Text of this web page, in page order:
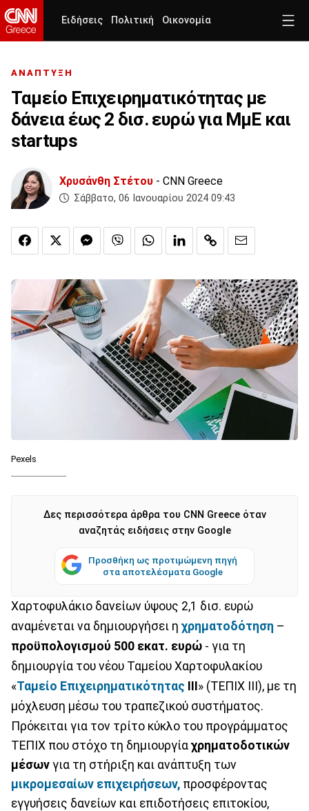
Ειδήσεις Πολιτική Οικονομία
ΑΝΑΠΤΥΞΗ
Ταμείο Επιχειρηματικότητας με
δάνεια έως 2 δισ. ευρώ για ΜμΕ και
startups
Χρυσάνθη Στέτου - CNN Greece
Σάββατο, 06 Ιανουαρίου 2024 09:43
Pexels
Δες περισσότερα άρθρα του CNN Greece όταν
αναζητάς ειδήσεις στην Google
Προσθήκη ως προτιμώμενη πηγή
στα αποτελέσματα Google
Χαρτοφυλάκιο δανείων ύψους 2,1 δισ. ευρώ
αναμένεται να δημιουργήσει η χρηματοδότηση –
προϋπολογισμού 500 εκατ. ευρώ - για τη
δημιουργία του νέου Ταμείου Χαρτοφυλακίου
«Ταμείο Επιχειρηματικότητας ΙΙΙ» (ΤΕΠΙΧ ΙΙΙ), με τη
μόχλευση μέσω του τραπεζικού συστήματος.
Πρόκειται για τον τρίτο κύκλο του προγράμματος
ΤΕΠΙΧ που στόχο τη δημιουργία χρηματοδοτικών
μέσων για τη στήριξη και ανάπτυξη των
μικρομεσαίων επιχειρήσεων, προσφέροντας
εγγυήσεις δανείων και επιδοτήσεις επιτοκίου,